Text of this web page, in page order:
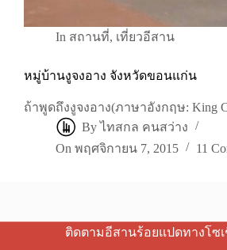
In สถานที่, เที่ยวอีสาน
หมู่บ้านงูจงอาง จังหวัดขอนแก่น
ถ้าพูดถึงงูจงอาง(ภาษาอังกฤษ: King
By ไทสกล คนสว่าง
On พฤศจิกายน 7, 2015 11
ติดตามอีสานร้อยแปดทางโซ